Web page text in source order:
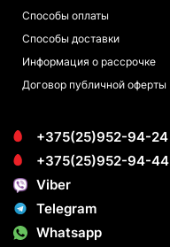
Способы оплаты
Способы доставки
Информация о рассрочке
Договор публичной оферты
+375(25)952-94-24
+375(25)952-94-44
Viber
Telegram
Whatsapp